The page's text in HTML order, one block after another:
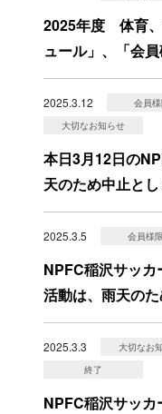
2025年度 体育
ュール」、「会
2025.3.12 会員
大切なお知らせ
本日3月12日の
天のため中止とし
2025.3.5 会員様
NPFC稲沢サッ
活動は、雨天の
2025.3.3 大切なお
終了
NPFC稲沢サッ